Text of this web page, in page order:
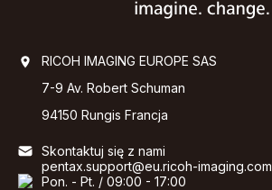
RICOH IMAGING EUROPE SAS
7-9 Av. Robert Schuman
94150 Rungis Francja
Skontaktuj się z nami
pentax.support@eu.ricoh-imaging.com
Pon. - Pt. / 09:00 - 17:00